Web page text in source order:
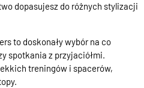
dopasujesz do różnych stylizacji
to doskonały wybór na co
spotkania z przyjaciółmi.
treningów i spacerów,